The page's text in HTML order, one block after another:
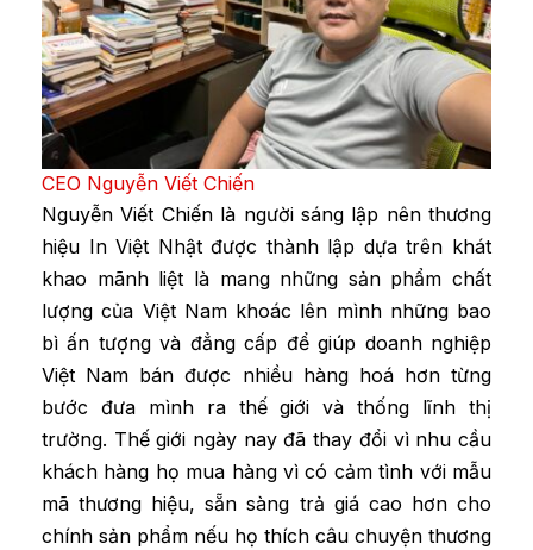
CEO Nguyễn Viết Chiến
Nguyễn Viết Chiến là người sáng lập nên thương
hiệu In Việt Nhật được thành lập dựa trên khát
khao mãnh liệt là mang những sản phẩm chất
lượng của Việt Nam khoác lên mình những bao
bì ấn tượng và đẳng cấp để giúp doanh nghiệp
Việt Nam bán được nhiều hàng hoá hơn từng
bước đưa mình ra thế giới và thống lĩnh thị
trường. Thế giới ngày nay đã thay đổi vì nhu cầu
khách hàng họ mua hàng vì có cảm tình với mẫu
mã thương hiệu, sẵn sàng trả giá cao hơn cho
chính sản phẩm nếu họ thích câu chuyện thương